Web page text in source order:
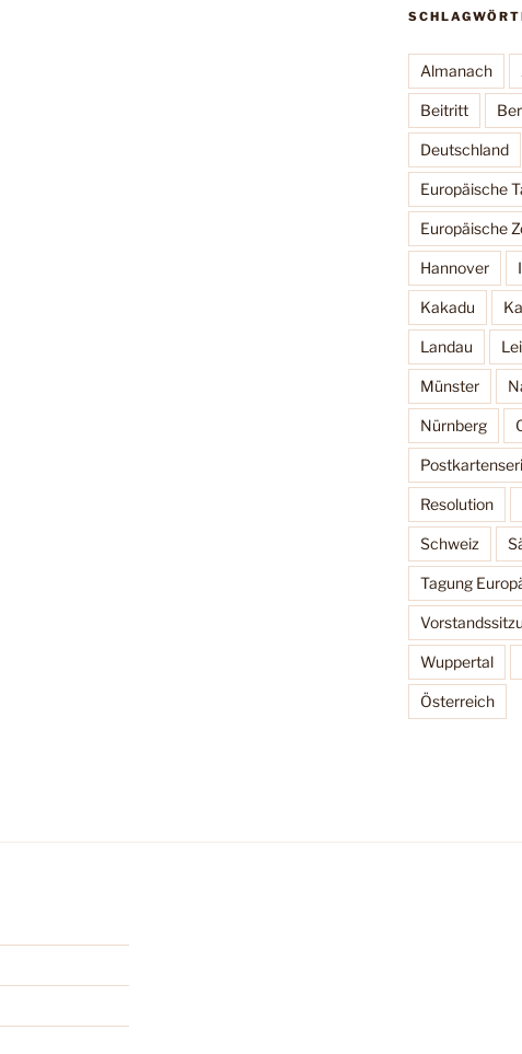
Almanach
Beitritt
Deutschland
Europäische
Europäische
Hannover
Kakadu
Landau
Münster
Nürnberg
Resolution
Schweiz
Tagung
Wuppertal
Österreich